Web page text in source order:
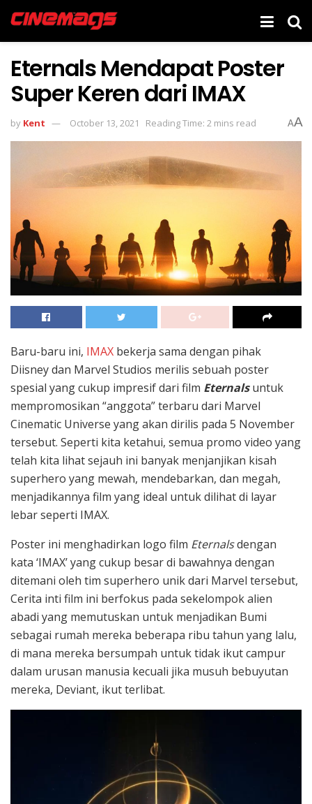
Eternals Mendapat Poster
Super Keren dari IMAX
by Kent October 13, 2021 Reading Time: 2 mins read AA
Baru-baru ini, IMAX bekerja sama dengan pihak
Diisney dan Marvel Studios merilis sebuah poster
spesial yang cukup impresif dari film Eternalsuntuk
mempromosikan “anggota” terbaru dari Marvel
Cinematic Universe yang akan dirilis pada 5 November
tersebut. Seperti kita ketahui, semua promo video yang
telah kita lihat sejauh ini banyak menjanjikan kisah
superhero yang mewah, mendebarkan, dan megah,
menjadikannya film yang ideal untuk dilihat di layar
lebar seperti IMAX.
Poster ini menghadirkan logo film Eternalsdengan
kata ‘IMAX’ yang cukup besar di bawahnya dengan
ditemani oleh tim superhero unik dari Marvel tersebut,
Cerita inti film ini berfokus pada sekelompok alien
abadi yang memutuskan untuk menjadikan Bumi
sebagai rumah mereka beberapa ribu tahun yang lalu,
di mana mereka bersumpah untuk tidak ikut campur
dalam urusan manusia kecuali jika musuh bebuyutan
mereka, Deviant, ikut terlibat.